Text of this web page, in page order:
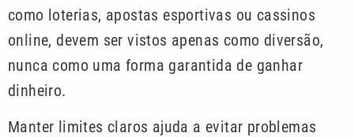
como loterias, apostas esportivas ou cassinos
online, devem ser vistos apenas como diversão,
nunca como uma forma garantida de ganhar
dinheiro.
Manter limites claros ajuda a evitar problemas